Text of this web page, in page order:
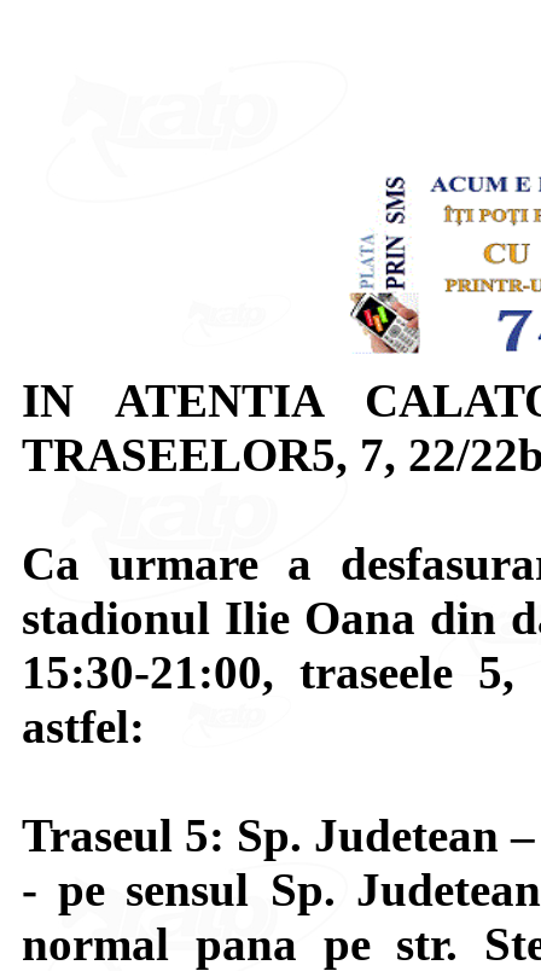
IN ATENTIA
TRASEELOR5, 7, 22/
Ca urmare a
stadionul Ilie Oana din
15:30-21:00, traseele
astfel:
Traseul 5: Sp. Judetean
- pe sensul Sp.
normal pana pe str.